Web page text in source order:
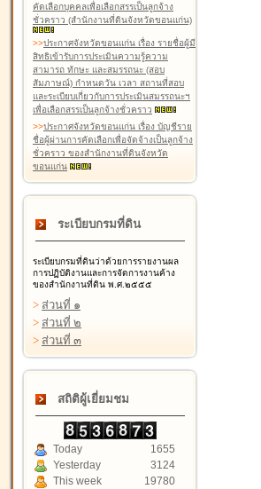
คัดเลือกบุคคลเพื่อเลือกสรรเป็นลูกจ้าง
ชั่วคราว (สำนักงานที่ดินจังหวัดขอนแก่น)
>>ประกาศจังหวัดขอนแก่น เรื่อง รายชื่อผู้มี
สิทธิเข้ารับการประเมินความรู้ความ
สามารถ ทักษะ และสมรรถนะ (สอบ
สัมภาษณ์) กำหนดวัน เวลา สถานที่สอบ
และระเบียบเกี่ยวกับการประเมินสมรรถนะฯ
เพื่อเลือกสรรเป็นลูกจ้างชั่วคราว
>>ประกาศจังหวัดขอนแก่น เรื่อง บัญชีราย
ชื่อผู้ผ่านการคัดเลือกเพื่อจัดจ้างเป็นลูกจ้าง
ชั่วคราว ของสำนักงานที่ดินจังหวัด
ขอนแก่น
ระเบียบกรมที่ดิน
ระเบียบกรมที่ดินว่าด้วยการรายงานผล
การปฏิบัติงานและการจัดการงานค้าง
ของสำนักงานที่ดิน พ.ศ.๒๕๕๕
> ส่วนที่ ๑
> ส่วนที่ ๒
> ส่วนที่ ๓
สถิติผู้เยี่ยมชม
Today
1655
Yesterday
3124
This week
19780